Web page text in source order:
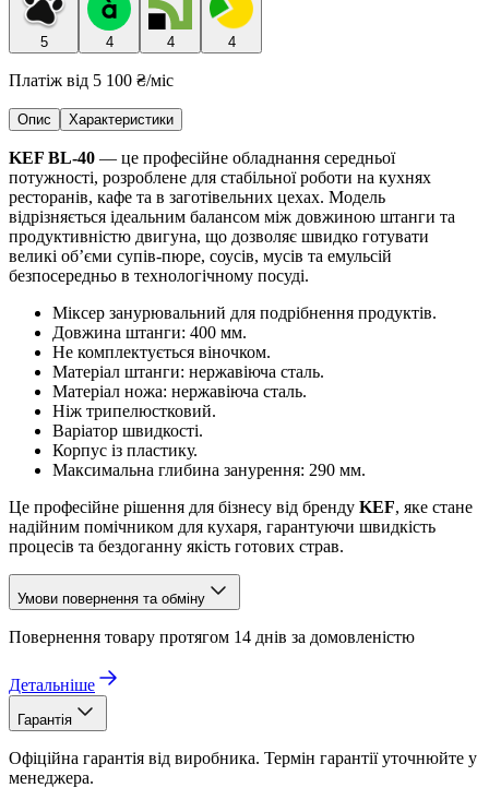
5 4 4 4
Платіж від 5 100 ₴/міс
Опис Характеристики
KEF BL-40 — це професійне обладнання середньої
потужності, розроблене для стабільної роботи на кухнях
ресторанів, кафе та в заготівельних цехах. Модель
відрізняється ідеальним балансом між довжиною штанги та
продуктивністю двигуна, що дозволяє швидко готувати
великі об’єми супів-пюре, соусів, мусів та емульсій
безпосередньо в технологічному посуді.
Міксер занурювальний для подрібнення продуктів.
Довжина штанги: 400 мм.
Не комплектується віночком.
Матеріал штанги: нержавіюча сталь.
Матеріал ножа: нержавіюча сталь.
Ніж трипелюстковий.
Варіатор швидкості.
Корпус із пластику.
Максимальна глибина занурення: 290 мм.
Це професійне рішення для бізнесу від бренду KEF, яке стане
надійним помічником для кухаря, гарантуючи швидкість
процесів та бездоганну якість готових страв.
Умови повернення та обміну
Повернення товару протягом 14 днів за домовленістю
Детальніше
Гарантія
Офіційна гарантія від виробника. Термін гарантії уточнюйте у
менеджера.